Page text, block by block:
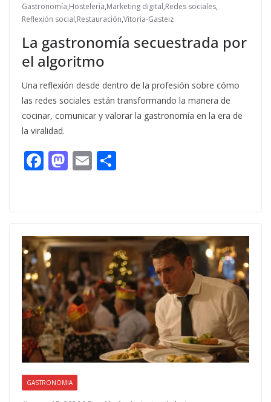
Gastronomía,Hostelería,Marketing digital,Redes sociales,
Reflexión social,Restauración,Vitoria-Gasteiz
La gastronomía secuestrada por
el algoritmo
Una reflexión desde dentro de la profesión sobre cómo
las redes sociales están transformando la manera de
cocinar, comunicar y valorar la gastronomía en la era de
la viralidad.
F
o
o
k
M
o
n
E
ar
ti
r
GASTRONOMIA